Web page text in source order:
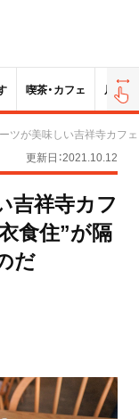
喫茶・カフェ 居酒屋
ツが美味しい吉祥寺カフェ
更新日：2021.10.12
吉祥寺カフ
食住”が隔
だ